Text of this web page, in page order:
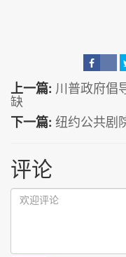
上一篇: 川普政府倡
缺
下一篇: 纽约公共剧
评论